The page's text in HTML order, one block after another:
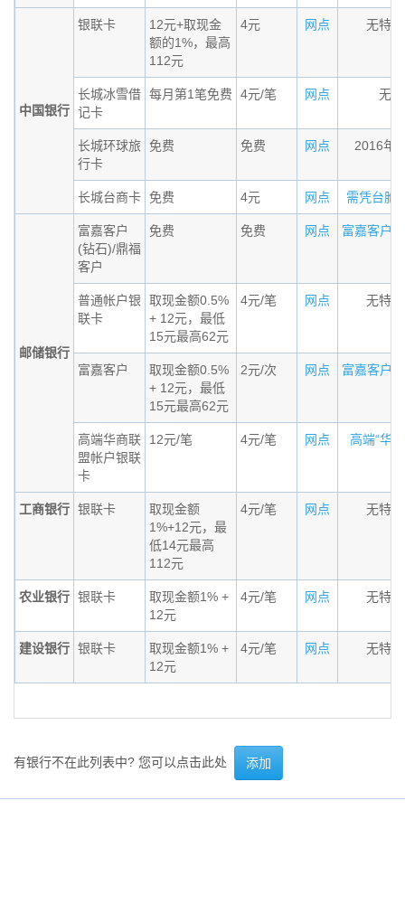
中国银行
银联卡
12元+取现金
额的1%，最高
112元
4元 网点 无特
长城冰雪借
记卡
每月第1笔免费 4元/笔 网点 无
长城环球旅
行卡
免费 免费 网点 2016年
长城台商卡 免费 4元 网点 需凭台胞
邮储银行
富嘉客户
(钻石)/鼎福
客户
免费 免费 网点 富嘉客户
普通帐户银
联卡
取现金额0.5%
+ 12元，最低
15元最高62元
4元/笔 网点 无特
富嘉客户
取现金额0.5%
+ 12元，最低
15元最高62元
2元/次 网点 富嘉客户
高端华商联
盟帐户银联
卡
12元/笔 4元/笔 网点 高端“华
工商银行 银联卡
取现金额
1%+12元，最
低14元最高
112元
4元/笔 网点 无特
农业银行 银联卡
取现金额1% +
12元
4元/笔 网点 无特
建设银行 银联卡
取现金额1% +
12元
4元/笔 网点 无特
有银行不在此列表中? 您可以点击此处 添加